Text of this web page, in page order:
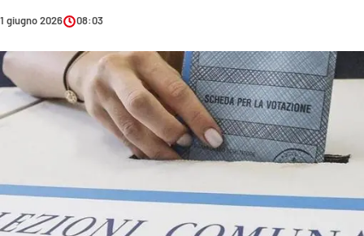
SANITÀ
AMBIENTE
SOCIETÀ
CULTURA
ECONOMIA E LAVORO
EVENTI
SPORT
1 giugno 2026 08:03